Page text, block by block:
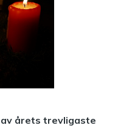
årets trevligaste